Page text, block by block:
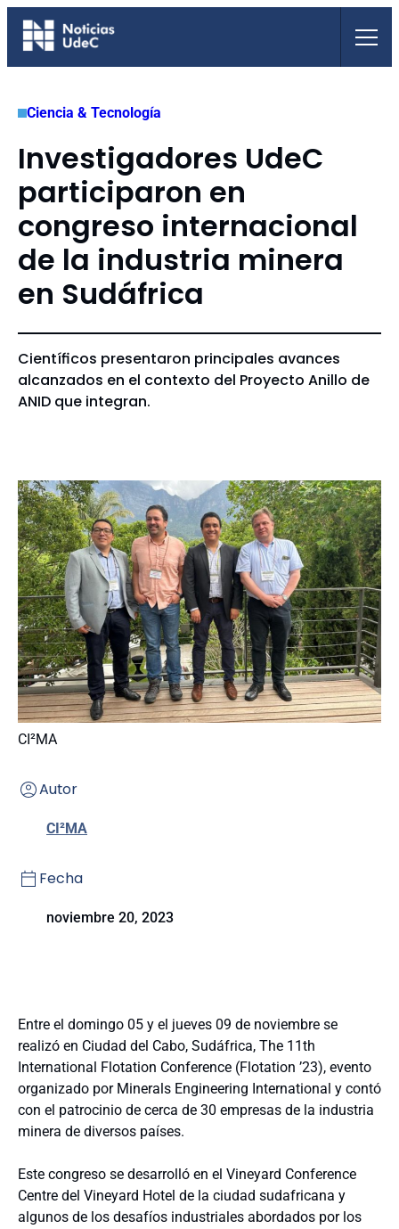
Saltar
Ciencia & Tecnología
Investigadores UdeC
participaron en
congreso internacional
de la industria minera
en Sudáfrica
Científicos presentaron principales avances
alcanzados en el contexto del Proyecto Anillo de
ANID que integran.
CI²MA
Autor
CI²MA
Fecha
noviembre 20, 2023
Entre el domingo 05 y el jueves 09 de noviembre se
realizó en Ciudad del Cabo, Sudáfrica, The 11th
International Flotation Conference (Flotation ’23), evento
organizado por Minerals Engineering International y contó
con el patrocinio de cerca de 30 empresas de la industria
minera de diversos países.
Este congreso se desarrolló en el Vineyard Conference
Centre del Vineyard Hotel de la ciudad sudafricana y
algunos de los desafíos industriales abordados por los